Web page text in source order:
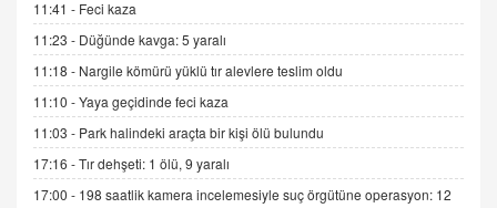
11.12.2024 12:30
DR. EKREM ASLAN
Gerçek Ne, Algı Ne? "Beraber Yürüyoruz"
Cümlesinin Peşinden
19.07.2025 12:45
GÖNÜL MENEKŞE
Şifacının Yolu
11:41 - Feci kaza
11:23 - Düğünde kavga: 5 yaralı
11:18 - Nargile kömürü yüklü tır alevlere teslim oldu
11:10 -Yaya geçidinde feci kaza
11:03 - Park halindeki araçta bir kişi ölü bulundu
17:16 -Tır dehşeti: 1 ölü, 9 yaralı
17:00 - 198 saatlik kamera incelemesiyle suç örgütüne operasyon: 12